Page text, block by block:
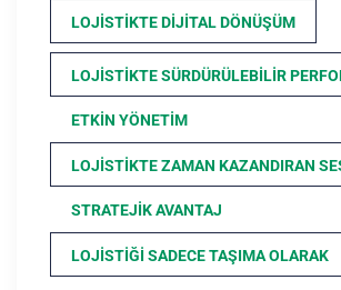
LOJISTIKTE DIJITAL DÖNÜŞÜM
LOJISTIKTE SÜRDÜRÜLEBILIR
ETKIN YÖNETIM
LOJISTIKTE ZAMAN KAZANDIRAN
STRATEJIK AVANTAJ
LOJISTIĞI SADECE TAŞIMA OLARAK